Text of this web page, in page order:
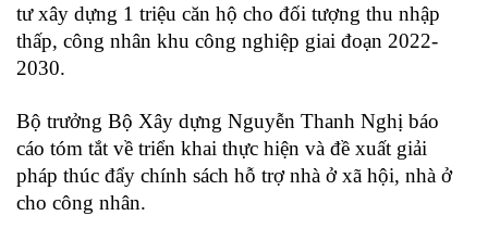
tư xây dựng 1 triệu căn hộ cho đối tượng thu nhập
thấp, công nhân khu công nghiệp giai đoạn 2022-
2030.
Bộ trưởng Bộ Xây dựng Nguyễn Thanh Nghị báo
cáo tóm tắt về triển khai thực hiện và đề xuất giải
pháp thúc đẩy chính sách hỗ trợ nhà ở xã hội, nhà ở
cho công nhân.